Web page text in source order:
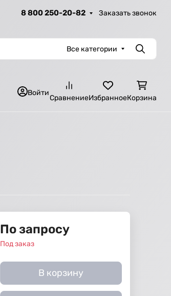
8 800 250-20-82 Заказать звонок
Все категории Поиск
Войти
СравнениеИзбранноеКорзина
По запросу
Под заказ
В корзину